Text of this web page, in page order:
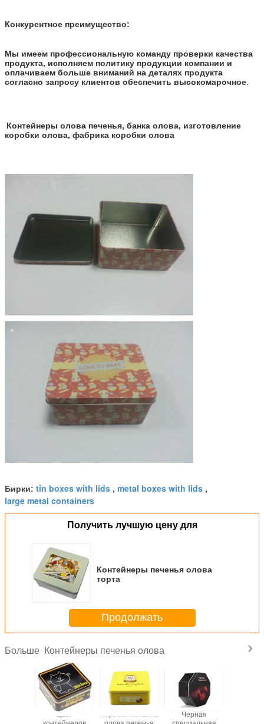
Конкурентное преимущество:
Мы имеем профессиональную команду проверки качества
продукта, исполняем политику продукции компании и
оплачиваем больше вниманий на деталях продукта
согласно запросу клиентов обеспечить высокомарочное
Контейнеры олова печенья, банка олова, изготовление
коробки олова, фабрика коробки олова
Бирки: tin boxes with lids , metal boxes with lids ,
large metal containers
Получить лучшую цену для
Контейнеры печенья олова
торта
Продолжать
Больше Контейнеры печенья олова
Цвет
Коробки металла
Черная